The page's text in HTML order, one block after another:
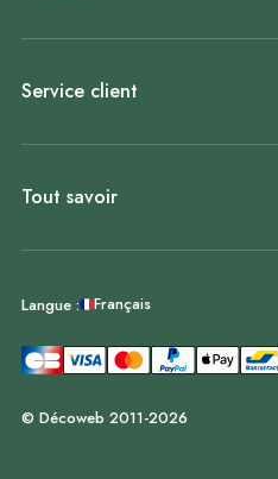
Service client
Tout savoir
Langue : Français
© Décoweb 2011-2026